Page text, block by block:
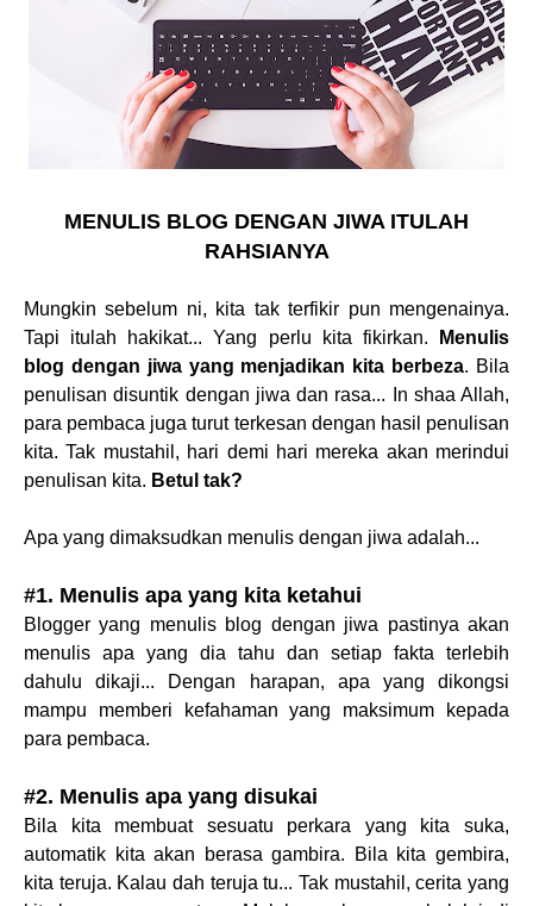
MENULIS BLOG DENGAN JIWA ITULAH
RAHSIANYA
Mungkin sebelum ni, kita tak terfikir pun mengenainya.
Tapi itulah hakikat... Yang perlu kita fikirkan.
Menulis
blog dengan jiwa yang menjadikan kita berbeza. Bila
penulisan disuntik dengan jiwa dan rasa... In shaa Allah,
para pembaca juga turut terkesan dengan hasil penulisan
kita. Tak mustahil, hari demi hari mereka akan merindui
penulisan kita. Betul tak?
Apa yang dimaksudkan menulis dengan jiwa adalah...
#1. Menulis apa yang kita ketahui
Blogger yang menulis blog dengan jiwa pastinya akan
menulis apa yang dia tahu dan setiap fakta terlebih
dahulu dikaji... Dengan harapan, apa yang dikongsi
mampu memberi kefahaman yang maksimum kepada
para pembaca.
#2. Menulis apa yang disukai
Bila kita membuat sesuatu perkara yang kita suka,
automatik kita akan berasa gambira. Bila kita gembira,
kita teruja. Kalau dah teruja tu... Tak mustahil, cerita yang